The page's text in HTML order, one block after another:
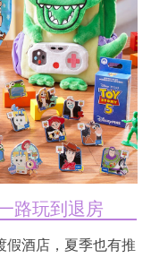
路玩到退房
假酒店，夏季也有推